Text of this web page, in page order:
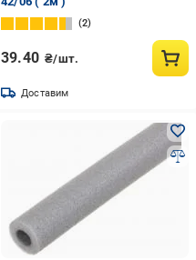
2
39.40 ₴/шт.
Доставим